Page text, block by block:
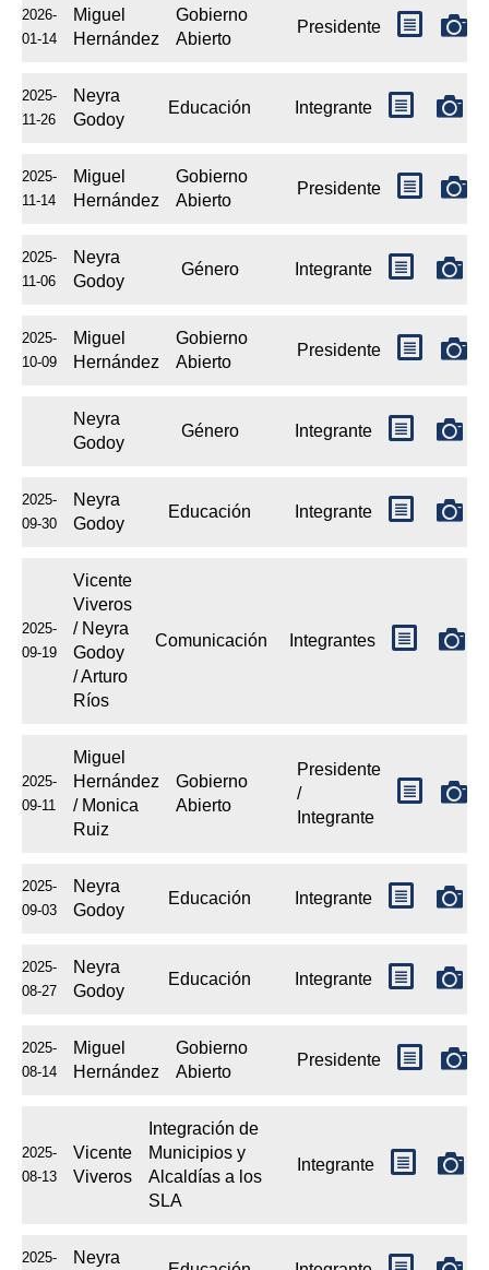
2026-
01-14
Miguel
Hernández
Gobierno
Abierto
Presidente
2025-
11-26
Neyra
Godoy
Educación Integrante
2025-
11-14
Miguel
Hernández
Gobierno
Abierto
Presidente
2025-
11-06
Neyra
Godoy
Género Integrante
2025-
10-09
Miguel
Hernández
Gobierno
Abierto
Presidente
Neyra
Godoy
Género Integrante
2025-
09-30
Neyra
Godoy
Educación Integrante
2025-
09-19
Vicente
Viveros
/ Neyra
Godoy
/ Arturo
Ríos
Comunicación Integrantes
2025-
09-11
Miguel
Hernández
/ Monica
Ruiz
Gobierno
Abierto
Presidente
/
Integrante
2025-
09-03
Neyra
Godoy
Educación Integrante
2025-
08-27
Neyra
Godoy
Educación Integrante
2025-
08-14
Miguel
Hernández
Gobierno
Abierto
Presidente
2025-
08-13
Vicente
Viveros
Integración de
Municipios y
Alcaldías a los
SLA
Integrante
2025- Neyra